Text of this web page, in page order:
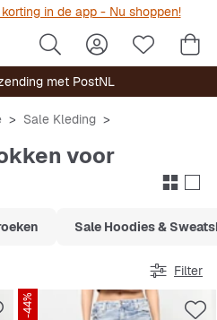
in de app - Nu shoppen!
met PostNL
Sale Kleding
voor
Sale Hoodies &
Filter
-44%